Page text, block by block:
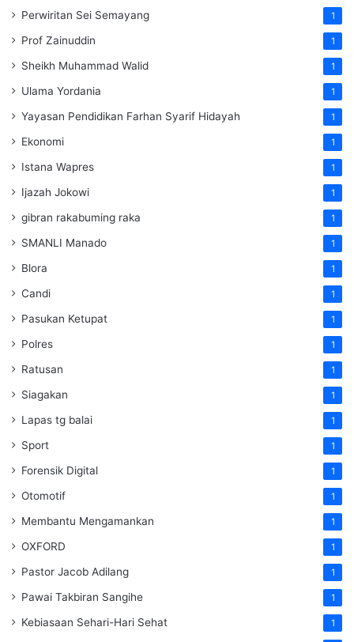
Perwiritan Sei Semayang 1
Prof Zainuddin 1
Sheikh Muhammad Walid 1
Ulama Yordania 1
Yayasan Pendidikan Farhan Syarif Hidayah 1
Ekonomi 1
Istana Wapres 1
Ijazah Jokowi 1
gibran rakabuming raka 1
SMANLI Manado 1
Blora 1
Candi 1
Pasukan Ketupat 1
Polres 1
Ratusan 1
Siagakan 1
Lapas tg balai 1
Sport 1
Forensik Digital 1
Otomotif 1
Membantu Mengamankan 1
OXFORD 1
Pastor Jacob Adilang 1
Pawai Takbiran Sangihe 1
Kebiasaan Sehari-Hari Sehat 1